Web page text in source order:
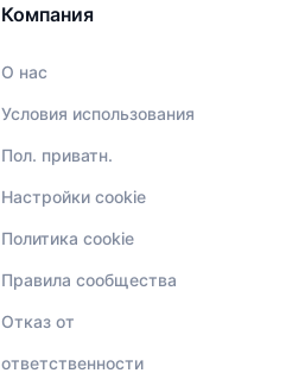
Компания
О нас
Условия использования
Пол. приватн.
Настройки cookie
Политика cookie
Правила сообщества
Отказ от
ответственности